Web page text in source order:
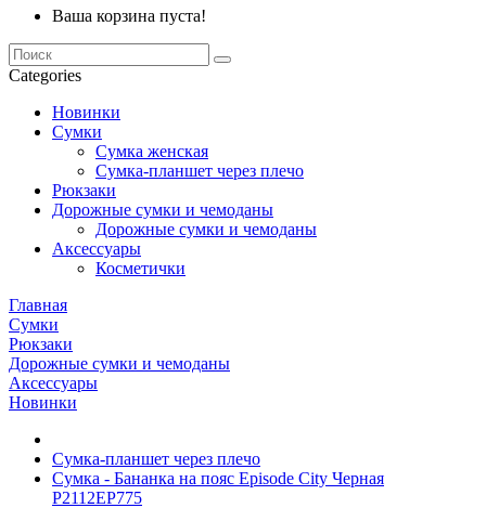
Ваша корзина пуста!
Categories
Новинки
Сумки
Сумка женская
Сумка-планшет через плечо
Рюкзаки
Дорожные сумки и чемоданы
Дорожные сумки и чемоданы
Аксессуары
Косметички
Главная
Сумки
Рюкзаки
Дорожные сумки и чемоданы
Аксессуары
Новинки
Сумка-планшет через плечо
Сумка - Бананка на пояс Episode City Черная
P2112EP775